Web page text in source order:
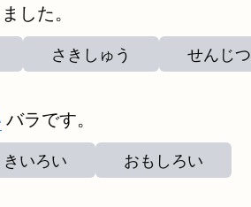
した。
さきしゅう せんじつ
バラです。
きいろい おもしろい